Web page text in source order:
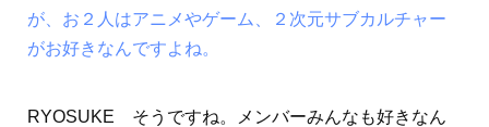
が、お２人はアニメやゲーム、２次元サブカルチャー
がお好きなんですよね。
RYOSUKE そうですね。メンバーみんなも好きなん